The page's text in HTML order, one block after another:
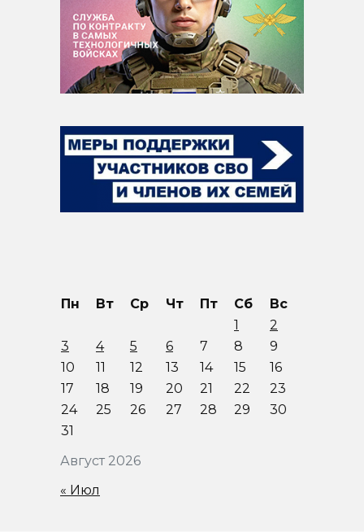
Август 2026
Пн Вт Ср Чт Пт Сб
Вс
1
2
3
4 5 6 7 8
9
10
11 12 13 14 15
16
17
18 19 20 21 22
23
24
25 26 27 28 29
30
31
« Июл